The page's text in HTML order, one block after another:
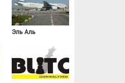
Эль Аль